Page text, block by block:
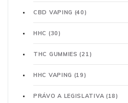
CBD VAPING (40)
HHC (30)
THC GUMMIES(21)
HHC VAPING (19)
PRÁVO A LEGISLATIVA (18)